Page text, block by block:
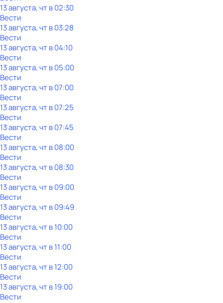
13 августа, чт в 02:30
Вести
13 августа, чт в 03:28
Вести
13 августа, чт в 04:10
Вести
13 августа, чт в 05:00
Вести
13 августа, чт в 07:00
Вести
13 августа, чт в 07:25
Вести
13 августа, чт в 07:45
Вести
13 августа, чт в 08:00
Вести
13 августа, чт в 08:30
Вести
13 августа, чт в 09:00
Вести
13 августа, чт в 09:49
Вести
13 августа, чт в 10:00
Вести
13 августа, чт в 11:00
Вести
13 августа, чт в 12:00
Вести
13 августа, чт в 19:00
Вести